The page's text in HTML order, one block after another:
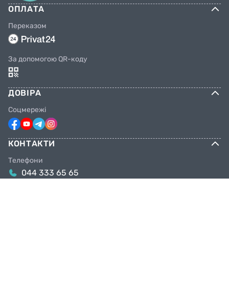
ОПЛАТА
Переказом
За допомогою QR-коду
ДОВІРА
Соцмережі
КОНТАКТИ
Телефони
044 333 65 65